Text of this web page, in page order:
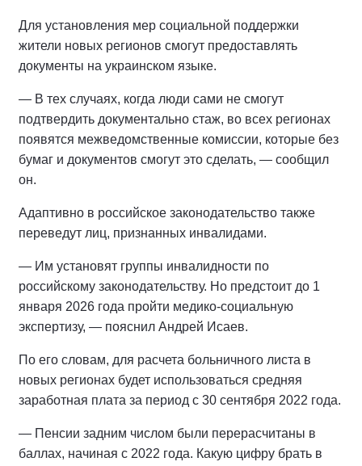
Для установления мер социальной поддержки
жители новых регионов смогут предоставлять
документы на украинском языке.
— В тех случаях, когда люди сами не смогут
подтвердить документально стаж, во всех регионах
появятся межведомственные комиссии, которые без
бумаг и документов смогут это сделать, — сообщил
он.
Адаптивно в российское законодательство также
переведут лиц, признанных инвалидами.
— Им установят группы инвалидности по
российскому законодательству. Но предстоит до 1
января 2026 года пройти медико-социальную
экспертизу, — пояснил Андрей Исаев.
По его словам, для расчета больничного листа в
новых регионах будет использоваться средняя
заработная плата за период с 30 сентября 2022 года.
— Пенсии задним числом были перерасчитаны в
баллах, начиная с 2022 года. Какую цифру брать в